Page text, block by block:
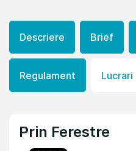
Descriere Brief
Regulament Lucrari
Prin Ferestre